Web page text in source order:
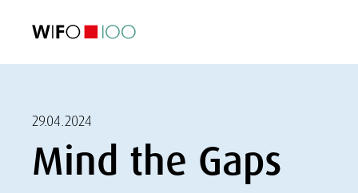
29.04.2024
Mind the Gaps